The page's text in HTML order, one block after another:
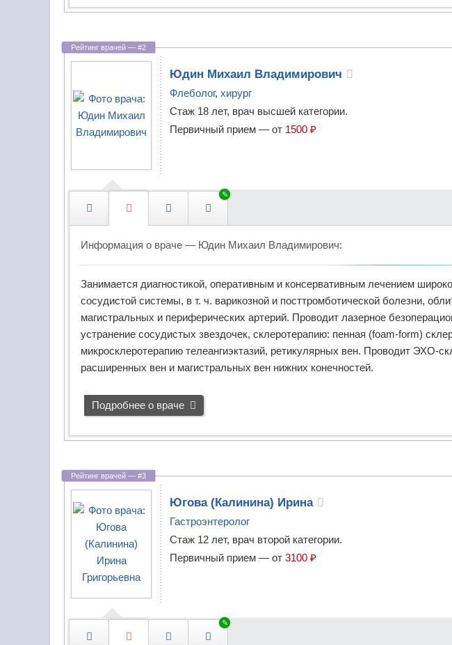
-
п
е
и
а
л
с
т
е
р
е
д
в
а
м
и
?
р
а
—
ч
е
,
и
ЛФК
Врачи
МРТ
Врачи
скорой
помощи
функциональной
диагностики
Гастроэнтерологи
Гемостазиологи
Генетики
Гепатологи
(геронтологи)
Гнатологи
Гомеопаты
Дерматовенерологи
Дерматологи
Дефектологи
Юдин Михаил Владимирович
Флеболог, хирург
Стаж 18 лет, врач высшей категории.
Первичный прием — от 1500 ₽
Информация о враче — Юдин Михаил Владимирович:
Занимается диагностикой, оперативным и консервативным лечением
сосудистой системы, в т. ч. варикозной и посттромботической болезни,
магистральных и периферических артерий. Проводит лазерное
устранение сосудистых звездочек, склеротерапию: пенная (foam-form)
микросклеротерапию телеангиэктазий, ретикулярных вен. Проводит ЭХО-
расширенных вен и магистральных вен нижних конечностей.
Подробнее о враче
Югова(Калинина) Ирина
Гастроэнтеролог
Стаж 12 лет, врач второй категории.
Первичный прием — от 3100 ₽